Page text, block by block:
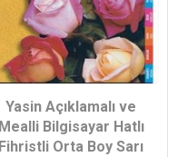
Yasin Açıklamalı ve
Mealli Bilgisayar Hatlı
Fihristli Orta Boy Sarı